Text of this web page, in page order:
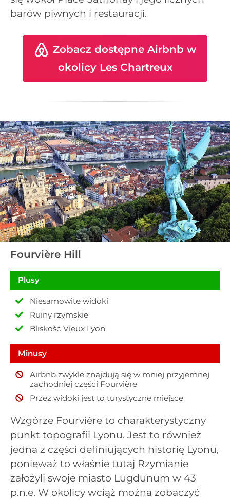
barów piwnych i restauracji.
Zobacz dostępne Airbnb w
okolicy Les Chartreux
Fourvière Hill
Plusy
Niesamowite widoki
Ruiny rzymskie
Bliskość Vieux Lyon
Minusy
Airbnb zwykle znajdują się w mniej przyjemnej
zachodniej części Fourvière
Przez widoki jest to turystyczne miejsce
Wzgórze Fourvière to charakterystyczny
punkt topografii Lyonu. Jest to również
jedna z części definiujących historię Lyonu,
ponieważ to właśnie tutaj Rzymianie
założyli swoje miasto Lugdunum w 43
p.n.e. W okolicy wciąż można zobaczyć